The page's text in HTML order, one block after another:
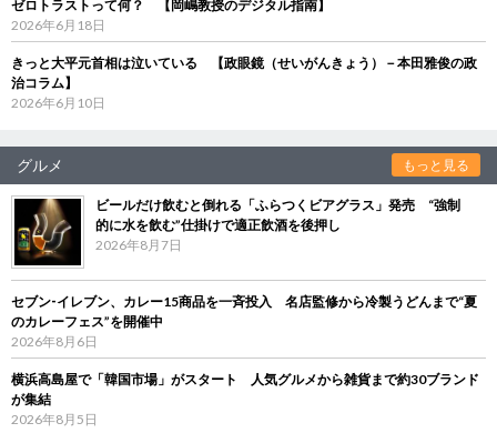
ゼロトラストって何？ 【岡嶋教授のデジタル指南】
2026年6月18日
きっと大平元首相は泣いている 【政眼鏡（せいがんきょう）－本田雅俊の政
治コラム】
2026年6月10日
グルメ もっと見る
ビールだけ飲むと倒れる「ふらつくビアグラス」発売 “強制
的に水を飲む”仕掛けで適正飲酒を後押し
2026年8月7日
セブン‐イレブン、カレー15商品を一斉投入 名店監修から冷製うどんまで“夏
のカレーフェス”を開催中
2026年8月6日
横浜高島屋で「韓国市場」がスタート 人気グルメから雑貨まで約30ブランド
が集結
2026年8月5日